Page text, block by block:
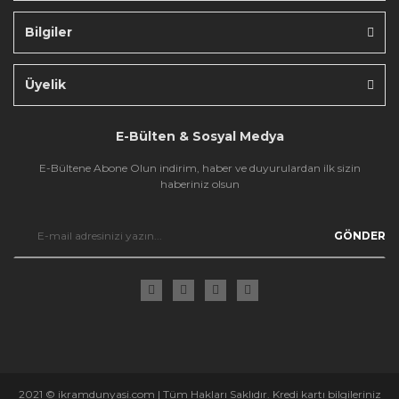
Bilgiler
Üyelik
E-Bülten & Sosyal Medya
E-Bültene Abone Olun indirim, haber ve duyurulardan ilk sizin
haberiniz olsun
GÖNDER
2021 © ikramdunyasi.com | Tüm Hakları Saklıdır. Kredi kartı bilgileriniz